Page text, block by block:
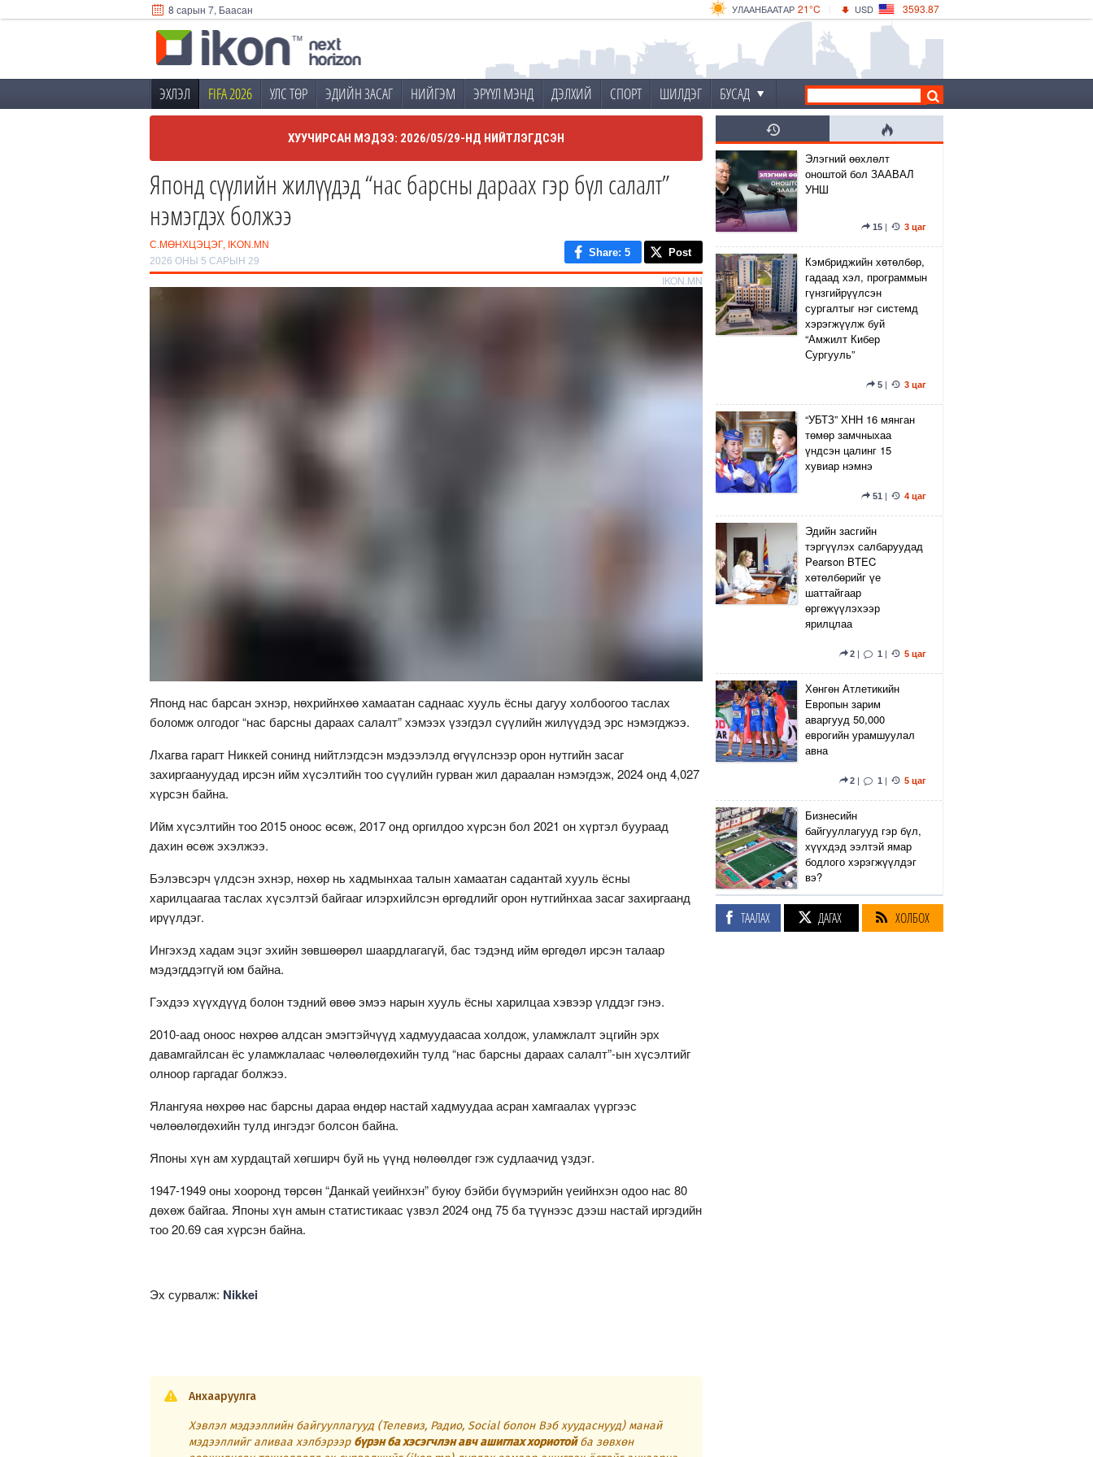
8 сарын 7, Баасан 21°C
УЛААНБААТАР
26°C
ДАРХАН
23°C
ЭРДЭНЭТ
USD 3593.87
4141.04
ЭХЛЭЛ FIFA 2026 УЛС ТӨР ЭДИЙН ЗАСАГ НИЙГЭМ ЭРҮҮЛ МЭНД ДЭЛХИЙ СПОРТ ШИЛДЭГ БУСАД
ХУУЧИРСАН МЭДЭЭ: 2026/05/29-НД НИЙТЛЭГДСЭН
Японд сүүлийн жилүүдэд “нас барсны дараах гэр бүл салалт”
нэмэгдэх болжээ
С.МӨНХЦЭЦЭГ, IKON.MN
2026 ОНЫ 5 САРЫН 29
Share: 5 Post
IKON.MN
Японд нас барсан эхнэр, нөхрийнхөө хамаатан саднаас хууль ёсны дагуу холбоогоо таслах
боломж олгодог “нас барсны дараах салалт” хэмээх үзэгдэл сүүлийн жилүүдэд эрс нэмэгджээ.
Лхагва гарагт Никкей сонинд нийтлэгдсэн мэдээлэлд өгүүлснээр орон нутгийн засаг
захиргаануудад ирсэн ийм хүсэлтийн тоо сүүлийн гурван жил дараалан нэмэгдэж, 2024 онд 4,027
хүрсэн байна.
Ийм хүсэлтийн тоо 2015 оноос өсөж, 2017 онд оргилдоо хүрсэн бол 2021 он хүртэл буураад
дахин өсөж эхэлжээ.
Бэлэвсэрч үлдсэн эхнэр, нөхөр нь хадмынхаа талын хамаатан садантай хууль ёсны
харилцаагаа таслах хүсэлтэй байгааг илэрхийлсэн өргөдлийг орон нутгийнхаа засаг захиргаанд
ирүүлдэг.
Ингэхэд хадам эцэг эхийн зөвшөөрөл шаардлагагүй, бас тэдэнд ийм өргөдөл ирсэн талаар
мэдэгддэггүй юм байна.
Гэхдээ хүүхдүүд болон тэдний өвөө эмээ нарын хууль ёсны харилцаа хэвээр үлддэг гэнэ.
2010-аад оноос нөхрөө алдсан эмэгтэйчүүд хадмуудаасаа холдож, уламжлалт эцгийн эрх
давамгайлсан ёс уламжлалаас чөлөөлөгдөхийн тулд “нас барсны дараах салалт”-ын хүсэлтийг
олноор гаргадаг болжээ.
Ялангуяа нөхрөө нас барсны дараа өндөр настай хадмуудаа асран хамгаалах үүргээс
чөлөөлөгдөхийн тулд ингэдэг болсон байна.
Японы хүн ам хурдацтай хөгширч буй нь үүнд нөлөөлдөг гэж судлаачид үздэг.
1947-1949 оны хооронд төрсөн “Данкай үеийнхэн” буюу бэйби бүүмэрийн үеийнхэн одоо нас 80
дөхөж байгаа. Японы хүн амын статистикаас үзвэл 2024 онд 75 ба түүнээс дээш настай иргэдийн
тоо 20.69 сая хүрсэн байна.
Эх сурвалж: Nikkei
Анхааруулга
Хэвлэл мэдээллийн байгууллагууд (Телевиз, Радио, Social болон Вэб хуудаснууд) манай
мэдээллийг аливаа хэлбэрээр бүрэн ба хэсэгчлэн авч ашиглах хориотойба зөвхөн
Элэгний өөхлөлт
оноштой бол ЗААВАЛ
УНШ
15| 3 цаг
Кэмбриджийн хөтөлбөр,
гадаад хэл, программын
гүнзгийрүүлсэн
сургалтыг нэг системд
хэрэгжүүлж буй
“Амжилт Кибер
Сургууль”
5| 3 цаг
“УБТЗ” ХНН 16 мянган
төмөр замчныхаа
үндсэн цалинг 15
хувиар нэмнэ
51 | 4 цаг
Эдийн засгийн
тэргүүлэх салбаруудад
Pearson BTEC
хөтөлбөрийг үе
шаттайгаар
өргөжүүлэхээр
ярилцлаа
2 | 1 | 5 цаг
Хөнгөн Атлетикийн
Европын зарим
аваргууд 50,000
еврогийн урамшуулал
авна
2 | 1 | 5 цаг
Бизнесийн
байгууллагууд гэр бүл,
хүүхдэд ээлтэй ямар
бодлого хэрэгжүүлдэг
вэ?
4| 2| 5 цаг
ТААЛАХ ДАГАХ ХОЛБОХ